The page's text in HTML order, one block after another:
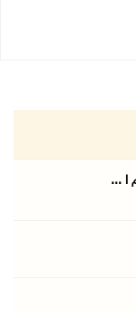
ا ...